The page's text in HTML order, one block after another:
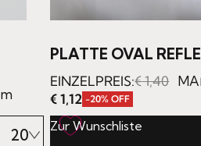
PLATTE OVAL
EINZELPREIS:€1,40
€1,12 -20% OFF
Zur Wunschliste